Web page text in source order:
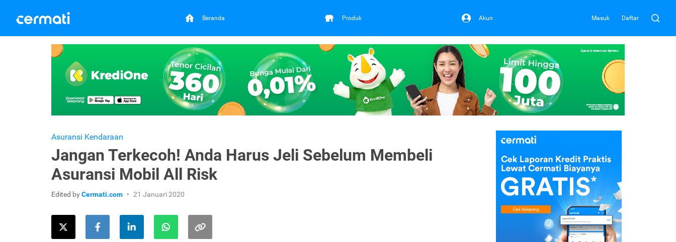
Beranda Produk Akun Masuk Daftar
Asuransi Kendaraan
Jangan Terkecoh! Anda Harus Jeli Sebelum Membeli
Asuransi Mobil All Risk
Edited byCermati.com 21 Januari 2020